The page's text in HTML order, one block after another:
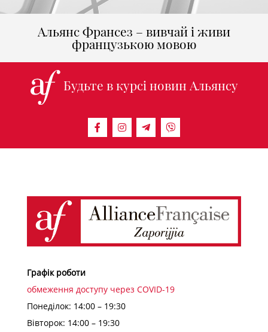
Альянс Франсез – вивчай і живи
французькою мовою
Будьте в курсі новин Альянсу
Графік роботи
обмеження доступу через COVID-19
Понеділок: 14:00 – 19:30
Вівторок: 14:00 – 19:30